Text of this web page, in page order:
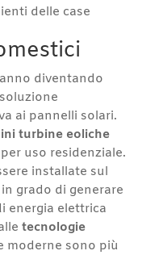
delle case
diventando
ai pannelli solari.
turbine eoliche
uso residenziale.
installate sul
grado di generare
energia elettrica
tecnologie
moderne sono più